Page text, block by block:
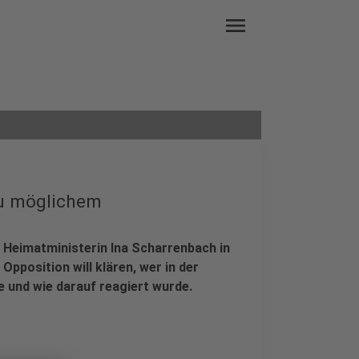
menu
möglichem
Ina Scharrenbach in
will klären, wer in der
und wie darauf reagiert wurde.